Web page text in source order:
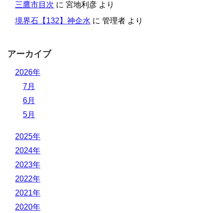
三鷹市目次 に 宮地利彦 より
境界石【132】神企水 に 管理者 より
アーカイブ
2026年
7月
6月
5月
2025年
2024年
2023年
2022年
2021年
2020年